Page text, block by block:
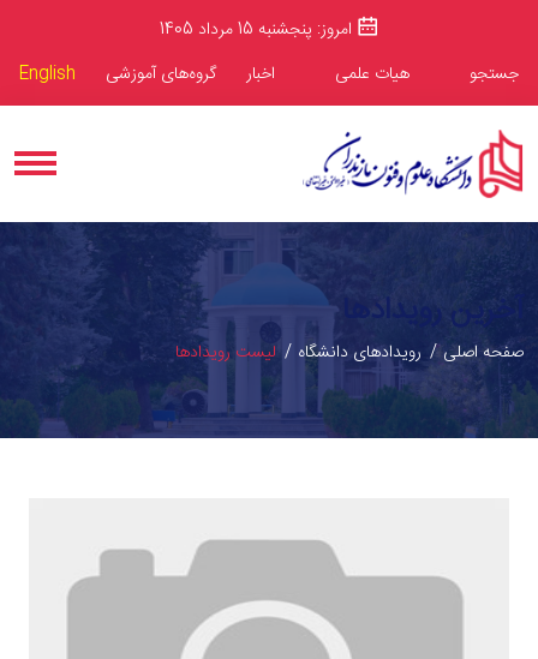
امروز: پنجشنبه 15 مرداد 1405
جستجو
هیات علمی اخبار گروه‌های آموزشی English
آخرین رویدادها
صفحه اصلی رویدادهای دانشگاه لیست رویدادها